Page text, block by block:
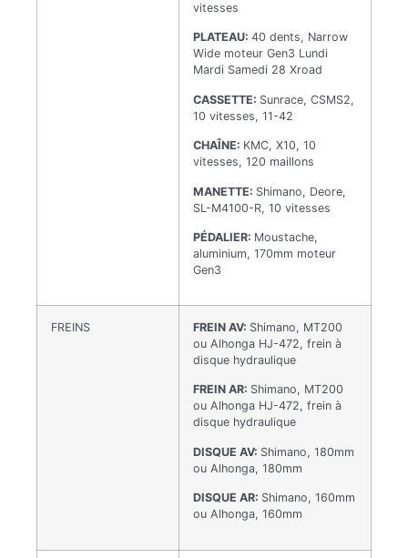
vitesses
PLATEAU: 40 dents, Narrow
Wide moteur Gen3 Lundi
Mardi Samedi 28 Xroad
CASSETTE: Sunrace, CSMS2,
10 vitesses, 11-42
CHAÎNE: KMC, X10, 10
vitesses, 120 maillons
MANETTE: Shimano, Deore,
SL-M4100-R, 10 vitesses
PÉDALIER: Moustache,
aluminium, 170mm moteur
Gen3
FREINS FREIN AV: Shimano, MT200
ou Alhonga HJ-472, frein à
disque hydraulique
FREIN AR: Shimano, MT200
ou Alhonga HJ-472, frein à
disque hydraulique
DISQUE AV: Shimano, 180mm
ou Alhonga, 180mm
DISQUE AR: Shimano, 160mm
ou Alhonga, 160mm